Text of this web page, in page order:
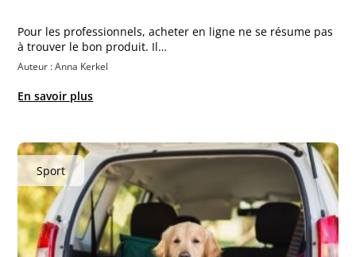
Pour les professionnels, acheter en ligne ne se résume pas
à trouver le bon produit. Il…
Auteur : Anna Kerkel
En savoir plus
Sport